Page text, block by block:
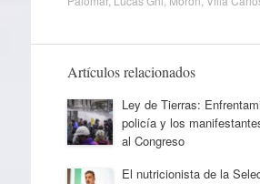
Artículos relacionados
Ley de Tierras:
policía y los
al Congreso
El nutricionista de la